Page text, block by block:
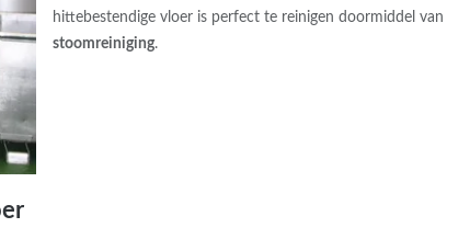
hittebestendige vloer is perfect te reinigen doormiddel van
stoomreiniging.